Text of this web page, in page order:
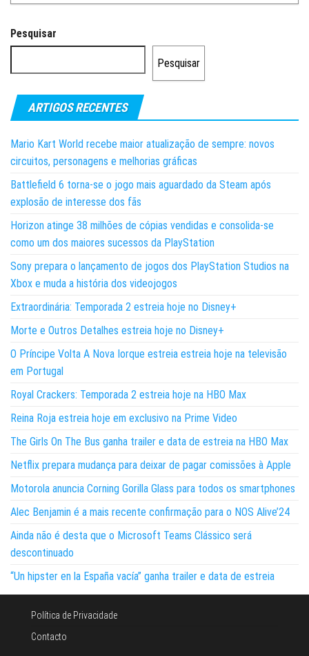
Pesquisar
Pesquisar
ARTIGOS RECENTES
Mario Kart World recebe maior atualização de sempre: novos
circuitos, personagens e melhorias gráficas
Battlefield 6 torna-se o jogo mais aguardado da Steam após
explosão de interesse dos fãs
Horizon atinge 38 milhões de cópias vendidas e consolida-se
como um dos maiores sucessos da PlayStation
Sony prepara o lançamento de jogos dos PlayStation Studios na
Xbox e muda a história dos videojogos
Extraordinária: Temporada 2 estreia hoje no Disney+
Morte e Outros Detalhes estreia hoje no Disney+
O Príncipe Volta A Nova Iorque estreia estreia hoje na televisão
em Portugal
Royal Crackers: Temporada 2 estreia hoje na HBO Max
Reina Roja estreia hoje em exclusivo na Prime Video
The Girls On The Bus ganha trailer e data de estreia na HBO Max
Netflix prepara mudança para deixar de pagar comissões à Apple
Motorola anuncia Corning Gorilla Glass para todos os smartphones
Alec Benjamin é a mais recente confirmação para o NOS Alive’24
Ainda não é desta que o Microsoft Teams Clássico será
descontinuado
“Un hipster en la España vacía” ganha trailer e data de estreia
Política de Privacidade
Contacto